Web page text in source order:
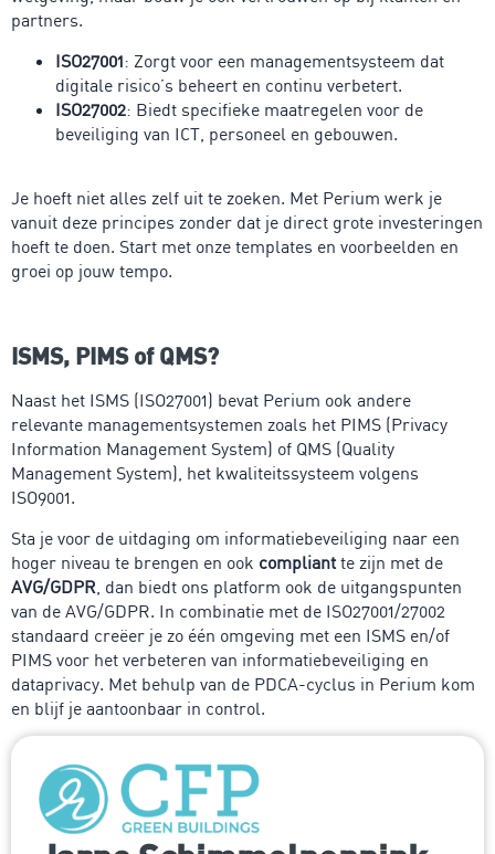
partners.
ISO27001: Zorgt voor een managementsysteem dat
digitale risico’s beheert en continu verbetert.
ISO27002: Biedt specifieke maatregelen voor de
beveiliging van ICT, personeel en gebouwen.
Je hoeft niet alles zelf uit te zoeken. Met Perium werk je
vanuit deze principes zonder dat je direct grote investeringen
hoeft te doen. Start met onze templates en voorbeelden en
groei op jouw tempo.
ISMS, PIMS of QMS?
Naast het ISMS (ISO27001) bevat Perium ook andere
relevante managementsystemen zoals het PIMS (Privacy
Information Management System) of QMS (Quality
Management System), het kwaliteitssysteem volgens
ISO9001.
Sta je voor de uitdaging om informatiebeveiliging naar een
hoger niveau te brengen en ook compliantte zijn met de
AVG/GDPR , dan biedt ons platform ook de uitgangspunten
van de AVG/GDPR. In combinatie met de ISO27001/27002
standaard creëer je zo één omgeving met een ISMS en/of
PIMS voor het verbeteren van informatiebeveiliging en
dataprivacy. Met behulp van de PDCA-cyclus in Perium kom
en blijf je aantoonbaar in control.